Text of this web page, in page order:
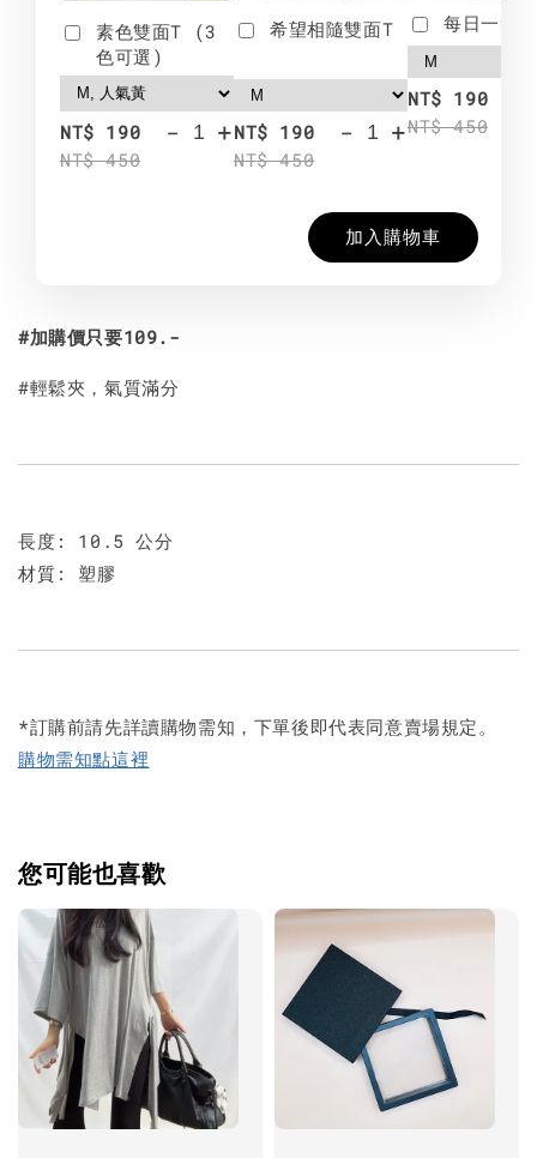
素色雙面T (3
色可選)
NT$ 190
NT$ 450
- +
希望相隨雙面T
NT$ 190
NT$ 450
- +
每日一笑
NT$ 190
NT$ 450
加入購物車
#加購價只要109.-
#輕鬆夾，氣質滿分
長度: 10.5 公分
材質: 塑膠
*訂購前請先詳讀購物需知，下單後即代表同意賣場規定。
購物需知點這裡
您可能也喜歡